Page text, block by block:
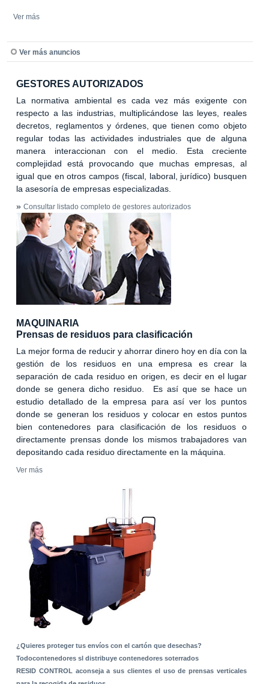
Ver más
Ver más anuncios
GESTORES AUTORIZADOS
La normativa ambiental es cada vez más exigente con
respecto a las industrias, multiplicándose las leyes, reales
decretos, reglamentos y órdenes, que tienen como objeto
regular todas las actividades industriales que de alguna
manera interaccionan con el medio. Esta creciente
complejidad está provocando que muchas empresas, al
igual que en otros campos (fiscal, laboral, jurídico) busquen
la asesoría de empresas especializadas.
» Consultar listado completo de gestores autorizados
MAQUINARIA
Prensas de residuos para clasificación
La mejor forma de reducir y ahorrar dinero hoy en día con la
gestión de los residuos en una empresa es crear la
separación de cada residuo en origen, es decir en el lugar
donde se genera dicho residuo. Es así que se hace un
estudio detallado de la empresa para así ver los puntos
donde se generan los residuos y colocar en estos puntos
bien contenedores para clasificación de los residuos o
directamente prensas donde los mismos trabajadores van
depositando cada residuo directamente en la máquina.
Ver más
¿Quieres proteger tus envíos con el cartón que desechas?
Todocontenedores sl distribuye contenedores soterrados
RESID CONTROL aconseja a sus clientes el uso de prensas verticales